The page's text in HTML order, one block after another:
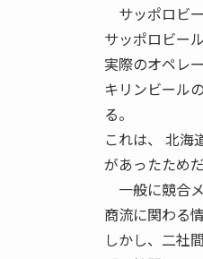
サッポロビ
サッポロビー
実際のオペレ
キリンビール
る。
これは、 北海
があったためだ
一般に競合
商流に関わる
しかし、二社